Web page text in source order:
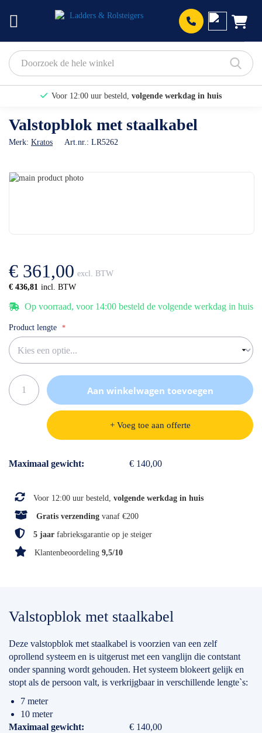
Voor 12:00 uur besteld, volgende werkdag in huis
Bekijk hier onze Actiepagina
Binnen 1 dag een
Valstopblok met staalkabel
Merk: Kratos Art.nr.: LR5262
Ga
gallerij
€ 436,81
€ 361,00
Op voorraad, voor 14:00 besteld de volgende werkdag in huis
Product lengte
Aan winkelwagen toevoegen
+ Voeg toe aan offerte
Specificaties
Maximaal gewicht € 140,00
Voor 12:00 uur besteld, volgende werkdag in huis
Gratis verzending vanaf €200
5 jaar fabrieksgarantie op je steiger
Klantenbeoordeling 9,5/10
Valstopblok met staalkabel
Deze valstopblok met staalkabel is voorzien van een zelf
oprollend systeem en is uitgerust met een vanglijn die contstant
onder spanning wordt gehouden. Het systeem blokeert gelijk en
stopt als de persoon valt, is verkrijgbaar in verschillende lengte`s:
7 meter
10 meter
Specificaties
Maximaal gewicht
€ 140,00